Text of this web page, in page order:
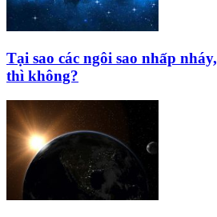
Tại sao các ngôi sao nhấp
thì không?